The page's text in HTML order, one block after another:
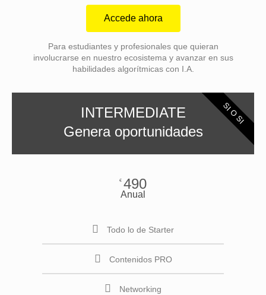
Accede ahora
Para estudiantes y profesionales que quieran
involucrarse en nuestro ecosistema y avanzar en sus
habilidades algorítmicas con I.A.
SI O SI
INTERMEDIATE
Genera oportunidades
€ 490
Anual
Todo lo de Starter
Contenidos PRO
Networking